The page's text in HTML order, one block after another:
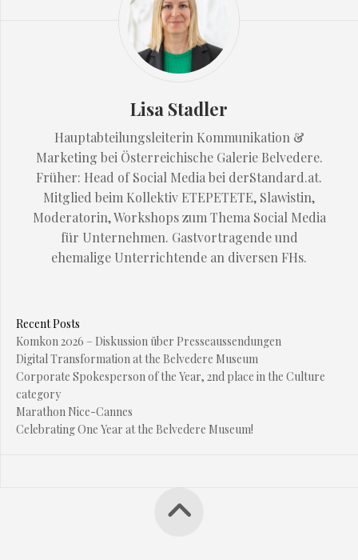
Lisa Stadler
Hauptabteilungsleiterin Kommunikation &
Marketing bei Österreichische Galerie Belvedere.
Früher: Head of Social Media bei derStandard.at.
Mitglied beim Kollektiv ETEPETETE, Slawistin,
Moderatorin, Workshops zum Thema Social Media
für Unternehmen. Gastvortragende und
ehemalige Unterrichtende an diversen FHs.
Recent Posts
Komkon 2026 – Diskussion über Presseaussendungen
Digital Transformation at the Belvedere Museum
Corporate Spokesperson of the Year, 2nd place in the Culture
category
Marathon Nice-Cannes
Celebrating One Year at the Belvedere Museum!